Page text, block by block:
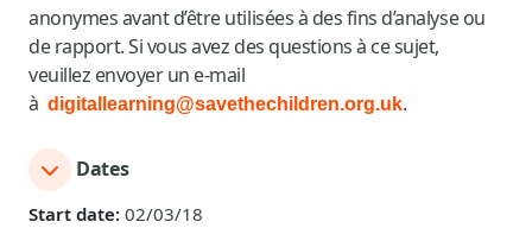
anonymes avant d’être utilisées à des fins d’analyse ou
de rapport. Si vous avez des questions à ce sujet,
veuillez envoyer un e-mail
à digitallearning@savethechildren.org.uk.
Dates
Start date: 02/03/18